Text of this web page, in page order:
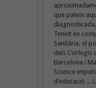
que pateix
Tenint en
Sanitària, el
dels Col·legis
Barcelona i
Science
d’educació ...